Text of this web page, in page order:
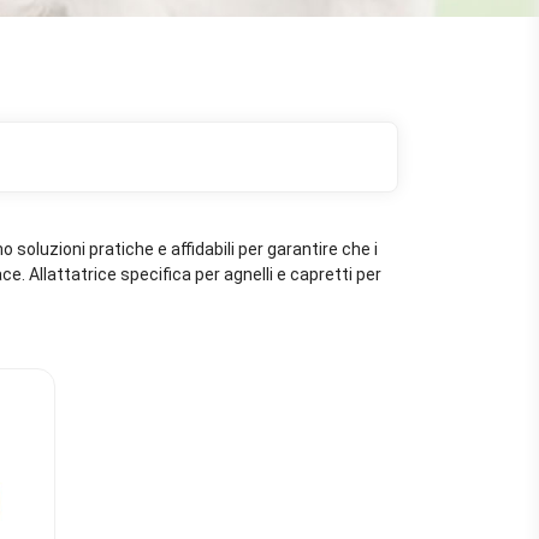
pratiche e affidabili per garantire che i
Allattatrice specifica per agnelli e capretti per